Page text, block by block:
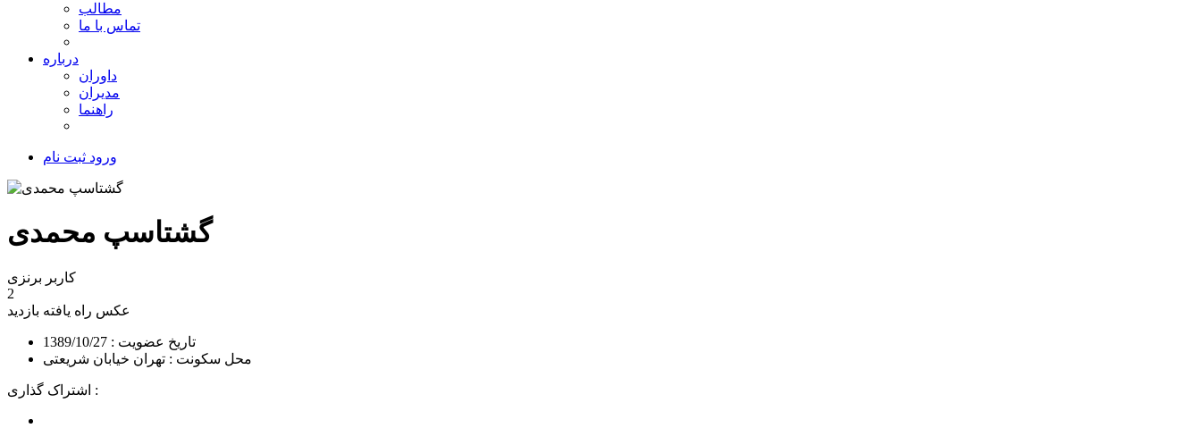
مطالب
تماس با ما
درباره
داوران
مدیران
راهنما
ورود ثبت نام
گشتاسپ محمدی
کاربر برنزی
2
عکس راه یافته بازدید
تاریخ عضویت : 1389/10/27
محل سکونت : تهران خیابان شریعتی
اشتراک گذاری :